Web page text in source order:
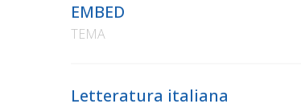
EMBED
TEMA
Letteratura italiana